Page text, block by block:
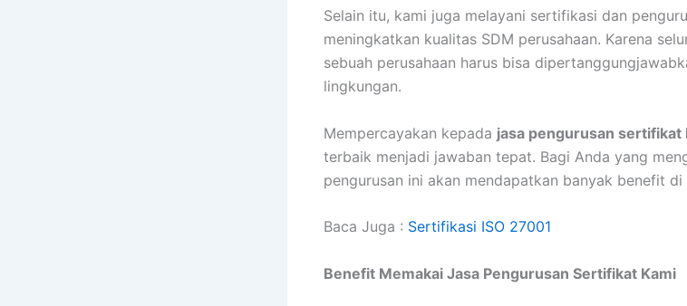
Selain itu, kami juga melayani sertifikasi dan
meningkatkan kualitas SDM perusahaan. Karena
sebuah perusahaan harus bisa
lingkungan.
Mempercayakan kepada jasa pengurusan sertifikat
terbaik menjadi jawaban tepat. Bagi Anda yang
pengurusan ini akan mendapatkan banyak benefit di
Baca Juga : Sertifikasi ISO 27001
Benefit Memakai Jasa Pengurusan Sertifikat Kami